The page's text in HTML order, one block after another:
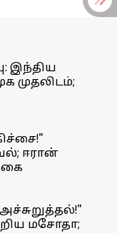
இந்திய
முதலிடம்;
ஈரான்
மசோதா;